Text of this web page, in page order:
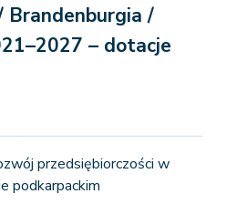
Brandenburgia /
– dotacje
przedsiębiorczości w
podkarpackim